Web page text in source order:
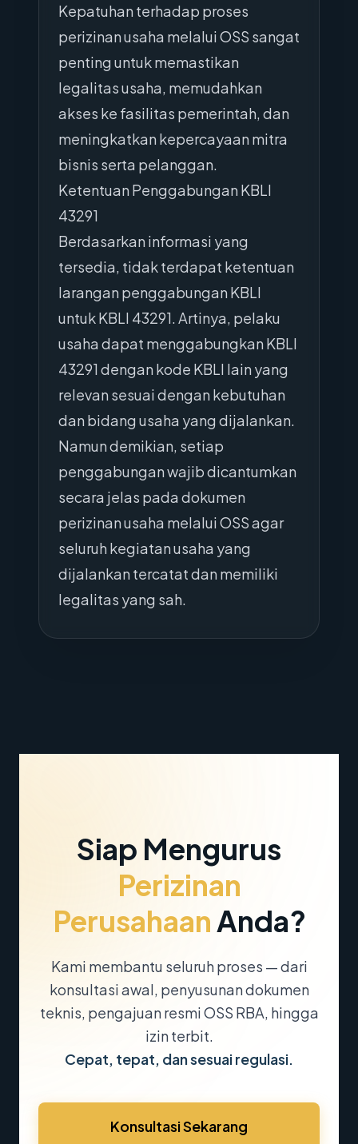
Kepatuhan terhadap proses
perizinan usaha melalui OSS sangat
penting untuk memastikan
legalitas usaha, memudahkan
akses ke fasilitas pemerintah, dan
meningkatkan kepercayaan mitra
bisnis serta pelanggan.
Ketentuan Penggabungan KBLI
43291
Berdasarkan informasi yang
tersedia, tidak terdapat ketentuan
larangan penggabungan KBLI
untuk KBLI 43291. Artinya, pelaku
usaha dapat menggabungkan KBLI
43291 dengan kode KBLI lain yang
relevan sesuai dengan kebutuhan
dan bidang usaha yang dijalankan.
Namun demikian, setiap
penggabungan wajib dicantumkan
secara jelas pada dokumen
perizinan usaha melalui OSS agar
seluruh kegiatan usaha yang
dijalankan tercatat dan memiliki
legalitas yang sah.
Siap Mengurus
Perizinan
PerusahaanAnda?
Kami membantu seluruh proses — dari
konsultasi awal, penyusunan dokumen
teknis, pengajuan resmi OSS RBA, hingga
izin terbit.
Cepat, tepat, dan sesuai regulasi.
Konsultasi Sekarang